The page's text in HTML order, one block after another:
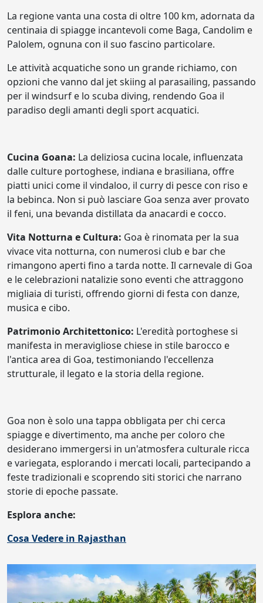
La regione vanta una costa di oltre 100 km, adornata da
centinaia di spiagge incantevoli come Baga, Candolim e
Palolem, ognuna con il suo fascino particolare.
Le attività acquatiche sono un grande richiamo, con
opzioni che vanno dal jet skiing al parasailing, passando
per il windsurf e lo scuba diving, rendendo Goa il
paradiso degli amanti degli sport acquatici.
Cucina Goana: La deliziosa cucina locale, influenzata
dalle culture portoghese, indiana e brasiliana, offre
piatti unici come il vindaloo, il curry di pesce con riso e
la bebinca. Non si può lasciare Goa senza aver provato
il feni, una bevanda distillata da anacardi e cocco.
Vita Notturna e Cultura: Goa è rinomata per la sua
vivace vita notturna, con numerosi club e bar che
rimangono aperti fino a tarda notte. Il carnevale di Goa
e le celebrazioni natalizie sono eventi che attraggono
migliaia di turisti, offrendo giorni di festa con danze,
musica e cibo.
Patrimonio Architettonico: L'eredità portoghese si
manifesta in meravigliose chiese in stile barocco e
l'antica area di Goa, testimoniando l'eccellenza
strutturale, il legato e la storia della regione.
Goa non è solo una tappa obbligata per chi cerca
spiagge e divertimento, ma anche per coloro che
desiderano immergersi in un'atmosfera culturale ricca
e variegata, esplorando i mercati locali, partecipando a
feste tradizionali e scoprendo siti storici che narrano
storie di epoche passate.
Esplora anche:
Cosa Vedere in Rajasthan